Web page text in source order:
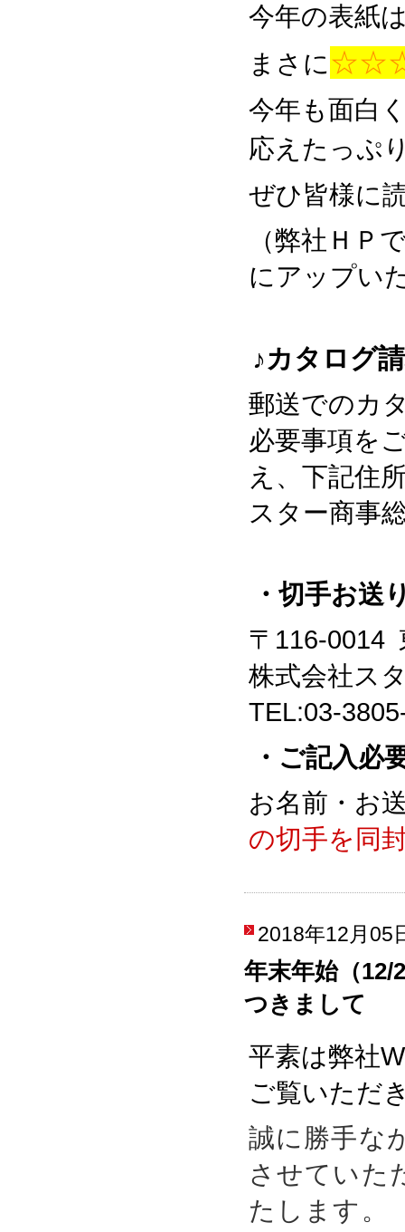
今年の表紙
まさに
今年も面白
応えたっぷ
ぜひ皆様に
（弊社ＨＰ
にアップい
♪カタログ
郵送でのカ
必要事項を
え、下記住
スター商事
・切手お送
〒116-0014
株式会社ス
TEL:03-
・ご記入必
お名前・お
の切手を同
2018年12月05
年末年始（12/
つきまして
平素は弊社
ご覧いただ
誠に勝手な
させていた
たします。